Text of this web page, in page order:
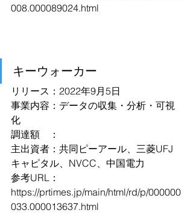
008.000089024.html
キーウォーカー
リリース：2022年9月5日
事業内容：データの収集・分析・可視
化
調達額　：
主出資者：共同ピーアール、三菱UFJ
キャピタル、NVCC、中国電力
参考URL：
https://prtimes.jp/main/html/rd/p/000000
033.000013637.html